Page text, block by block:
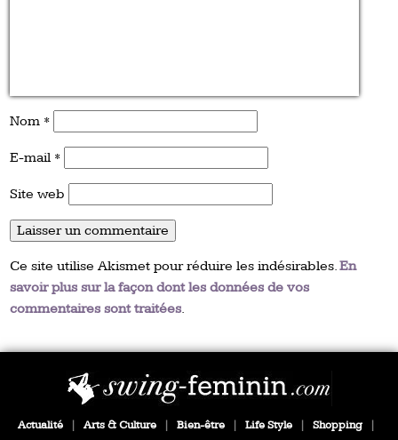
Nom *
E-mail *
Site web
Ce site utilise Akismet pour réduire les indésirables.En
savoir plus sur la façon dont les données de vos
commentaires sont traitées.
Actualité | Arts & Culture | Bien-être | Life Style | Shopping |